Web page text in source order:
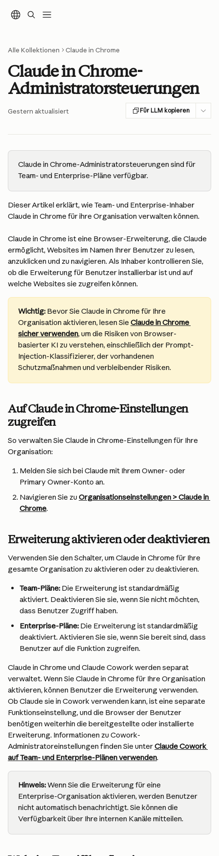
Alle Kollektionen Claude in Chrome
Claude in Chrome-
Administratorsteuerungen
Gestern aktualisiert Für LLM kopieren
Claude in Chrome-Administratorsteuerungen sind für
Team- und Enterprise-Pläne verfügbar.
Dieser Artikel erklärt, wie Team- und Enterprise-Inhaber
Claude in Chrome für ihre Organisation verwalten können.
Claude in Chrome ist eine Browser-Erweiterung, die Claude
ermöglicht, Websites im Namen Ihrer Benutzer zu lesen,
anzuklicken und zu navigieren. Als Inhaber kontrollieren Sie,
ob die Erweiterung für Benutzer installierbar ist und auf
welche Websites sie zugreifen können.
Wichtig: Bevor Sie Claude in Chrome für Ihre
Organisation aktivieren, lesen Sie Claude in Chrome
sicher verwenden, um die Risiken von Browser-
basierter KI zu verstehen, einschließlich der Prompt-
Injection-Klassifizierer, der vorhandenen
Schutzmaßnahmen und verbleibender Risiken.
Auf Claude in Chrome-Einstellungen
zugreifen
So verwalten Sie Claude in Chrome-Einstellungen für Ihre
Organisation:
Melden Sie sich bei Claude mit Ihrem Owner- oder
Primary Owner-Konto an.
Navigieren Sie zu Organisationseinstellungen > Claude in
Chrome.
Erweiterung aktivieren oder deaktivieren
Verwenden Sie den Schalter, um Claude in Chrome für Ihre
gesamte Organisation zu aktivieren oder zu deaktivieren.
Team-Pläne: Die Erweiterung ist standardmäßig
aktiviert. Deaktivieren Sie sie, wenn Sie nicht möchten,
dass Benutzer Zugriff haben.
Enterprise-Pläne: Die Erweiterung ist standardmäßig
deaktiviert. Aktivieren Sie sie, wenn Sie bereit sind, dass
Benutzer auf die Funktion zugreifen.
Claude in Chrome und Claude Cowork werden separat
verwaltet. Wenn Sie Claude in Chrome für Ihre Organisation
aktivieren, können Benutzer die Erweiterung verwenden.
Ob Claude sie in Cowork verwenden kann, ist eine separate
Funktionseinstellung, und die Browser der Benutzer
benötigen weiterhin die bereitgestellte oder installierte
Erweiterung. Informationen zu Cowork-
Administratoreinstellungen finden Sie unter Claude Cowork
auf Team- und Enterprise-Plänen verwenden.
Hinweis: Wenn Sie die Erweiterung für eine
Enterprise-Organisation aktivieren, werden Benutzer
nicht automatisch benachrichtigt. Sie können die
Verfügbarkeit über Ihre internen Kanäle mitteilen.